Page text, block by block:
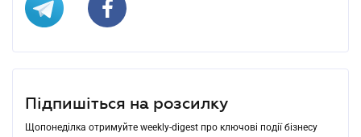
Підпишіться на розсилку
Щопонеділка отримуйте weekly-digest про ключові події бізнесу